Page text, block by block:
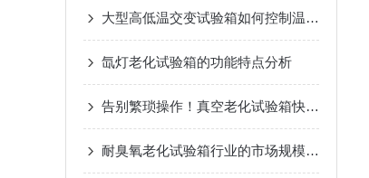
大型高低温交变试验箱如何控制温度环境变化？
氙灯老化试验箱的功能特点分析
告别繁琐操作！真空老化试验箱快速上手指南，助你事半功倍
耐臭氧老化试验箱行业的市场规模不断壮大